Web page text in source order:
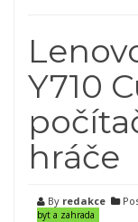
Y710
hráče
By redakce
byt a zahrada